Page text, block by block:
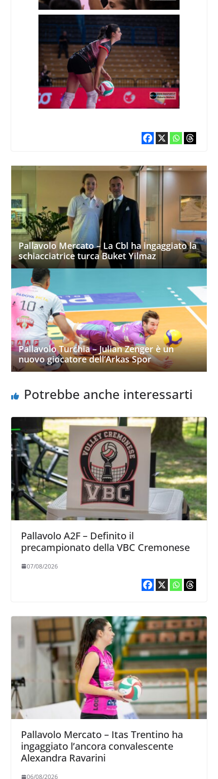
Pallavolo Mercato – La Cbl ha ingaggiato la
schiacciatrice turca Buket Yilmaz
Pallavolo Turchia – Julian Zenger è un
nuovo giocatore dell’Arkas Spor
Potrebbe anche interessarti
Pallavolo A2F – Definito il
precampionato della VBC Cremonese
07/08/2026
Pallavolo Mercato – Itas Trentino ha
ingaggiato l’ancora convalescente
Alexandra Ravarini
06/08/2026